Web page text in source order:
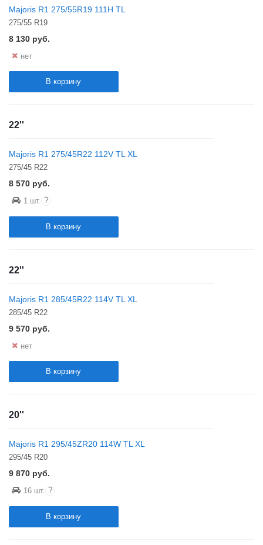
Majoris R1 275/55R19 111H TL
275/55 R19
8 130 руб.
нет
В корзину
22''
Majoris R1 275/45R22 112V TL XL
275/45 R22
8 570 руб.
1 шт. ?
В корзину
22''
Majoris R1 285/45R22 114V TL XL
285/45 R22
9 570 руб.
нет
В корзину
20''
Majoris R1 295/45ZR20 114W TL XL
295/45 R20
9 870 руб.
16 шт. ?
В корзину